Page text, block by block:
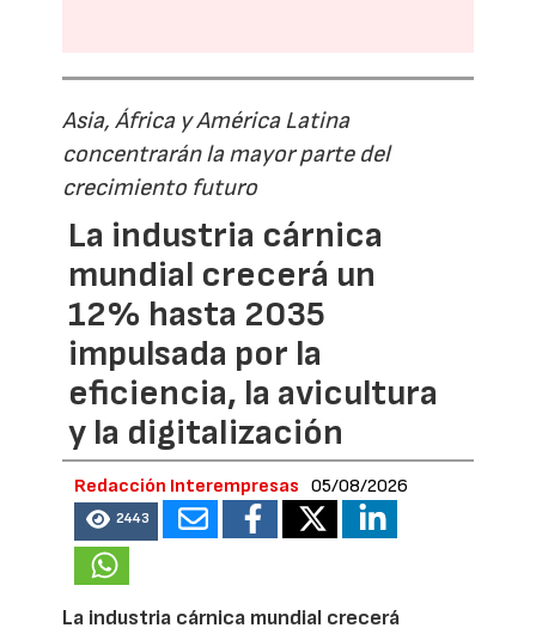
Asia, África y América Latina
concentrarán la mayor parte del
crecimiento futuro
La industria cárnica
mundial crecerá un
12% hasta 2035
impulsada por la
eficiencia, la avicultura
y la digitalización
Redacción Interempresas 05/08/2026
2443
La industria cárnica mundial crecerá